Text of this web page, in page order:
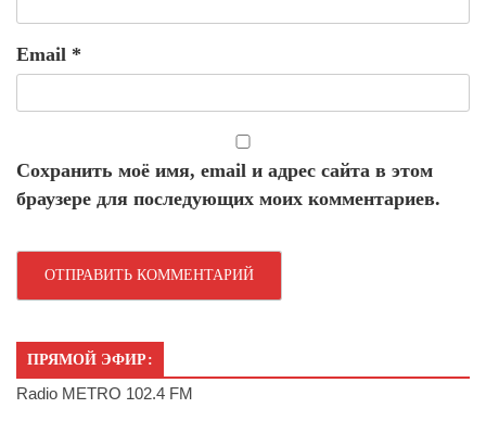
Email *
Сохранить моё имя, email и адрес сайта в этом
браузере для последующих моих комментариев.
ПРЯМОЙ ЭФИР:
Radio METRO 102.4 FM